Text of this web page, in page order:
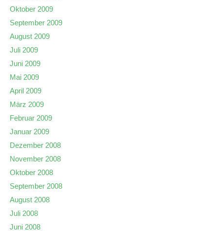
Oktober 2009
September 2009
August 2009
Juli 2009
Juni 2009
Mai 2009
April 2009
März 2009
Februar 2009
Januar 2009
Dezember 2008
November 2008
Oktober 2008
September 2008
August 2008
Juli 2008
Juni 2008